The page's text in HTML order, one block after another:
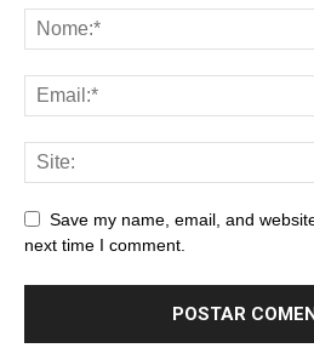
Save my name, email, and
next time I comment.